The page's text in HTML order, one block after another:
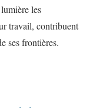
les
travail, contribuent
ses frontières.